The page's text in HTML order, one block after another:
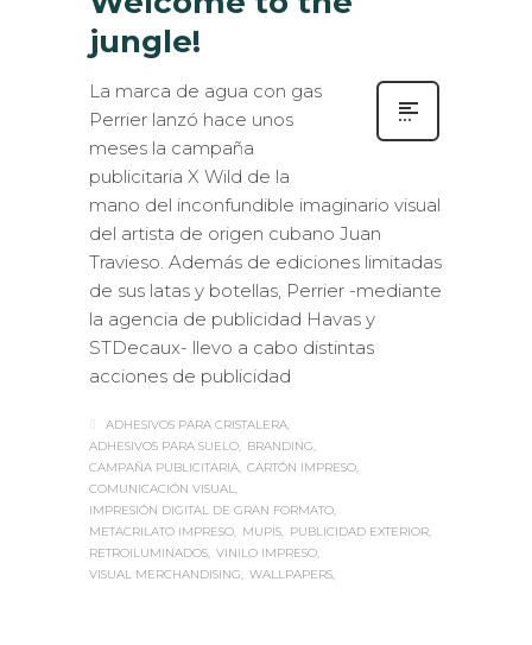
jungle!
La marca de agua con gas
Perrier lanzó hace unos
meses la campaña
publicitaria X Wild de la
mano del inconfundible imaginario visual
del artista de origen cubano Juan
Travieso. Además de ediciones limitadas
de sus latas y botellas, Perrier -mediante
la agencia de publicidad Havas y
STDecaux- llevo a cabo distintas
acciones de publicidad
ADHESIVOS PARA CRISTALERA
ADHESIVOS PARA SUELO
BRANDING
CAMPAÑA PUBLICITARIA CARTÓN IMPRESO
COMUNICACIÓN VISUAL
IMPRESIÓN DIGITAL DE GRAN FORMATO
METACRILATO IMPRESO
MUPIS
PUBLICIDAD EXTERIOR
RETROILUMINADOS VINILO IMPRESO
VISUAL MERCHANDISING
WALLPAPERS